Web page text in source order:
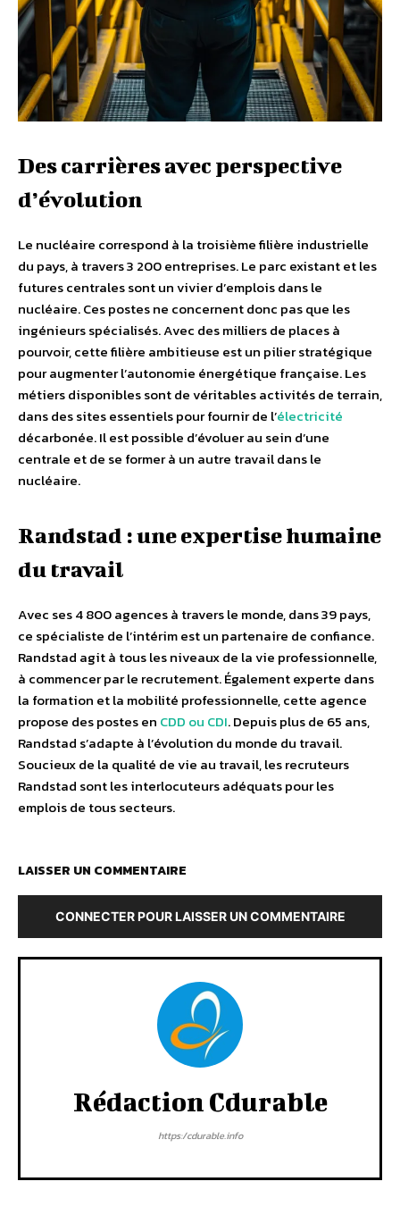
Des carrières avec perspective
d’évolution
Le nucléaire correspond à la troisième filière industrielle
du pays, à travers 3 200 entreprises. Le parc existant et les
futures centrales sont un vivier d’emplois dans le
nucléaire. Ces postes ne concernent donc pas que les
ingénieurs spécialisés. Avec des milliers de places à
pourvoir, cette filière ambitieuse est un pilier stratégique
pour augmenter l’autonomie énergétique française. Les
métiers disponibles sont de véritables activités de terrain,
dans des sites essentiels pour fournir de l’électricité
décarbonée. Il est possible d’évoluer au sein d’une
centrale et de se former à un autre travail dans le
nucléaire.
Randstad : une expertise humaine
du travail
Avec ses 4 800 agences à travers le monde, dans 39 pays,
ce spécialiste de l’intérim est un partenaire de confiance.
Randstad agit à tous les niveaux de la vie professionnelle,
à commencer par le recrutement. Également experte dans
la formation et la mobilité professionnelle, cette agence
propose des postes en CDD ou CDI. Depuis plus de 65 ans,
Randstad s’adapte à l’évolution du monde du travail.
Soucieux de la qualité de vie au travail, les recruteurs
Randstad sont les interlocuteurs adéquats pour les
emplois de tous secteurs.
LAISSER UN COMMENTAIRE
CONNECTER POUR LAISSER UN COMMENTAIRE
Rédaction Cdurable
https:/cdurable.info